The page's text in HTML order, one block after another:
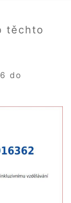
těchto
do